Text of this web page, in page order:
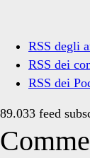
RSS degli
RSS dei
RSS dei
89.033 feed